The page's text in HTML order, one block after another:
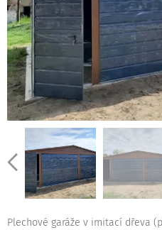
Plechové garáže v imitací dřeva